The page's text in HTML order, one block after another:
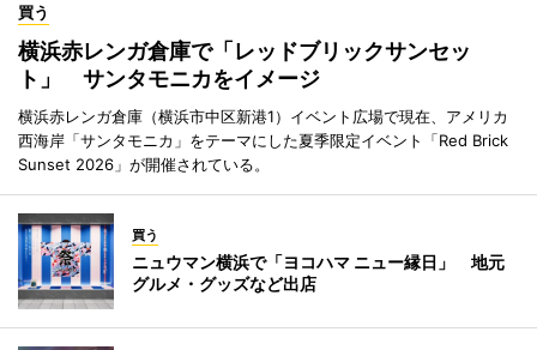
買う
横浜赤レンガ倉庫で「レッドブリックサンセッ
ト」 サンタモニカをイメージ
横浜赤レンガ倉庫（横浜市中区新港1）イベント広場で現在、アメリカ
西海岸「サンタモニカ」をテーマにした夏季限定イベント「Red Brick
Sunset 2026」が開催されている。
買う
ニュウマン横浜で「ヨコハマ ニュー縁日」 地元
グルメ・グッズなど出店